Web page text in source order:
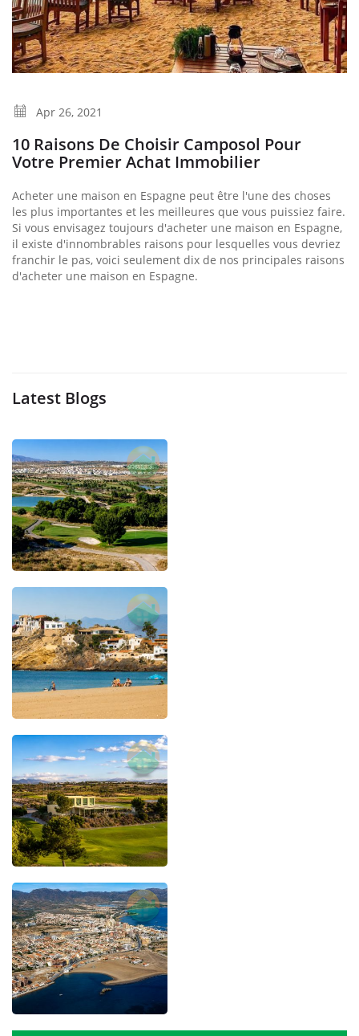
Apr 26, 2021
10 Raisons De Choisir Camposol Pour
Votre Premier Achat Immobilier
Acheter une maison en Espagne peut être l'une des choses
les plus importantes et les meilleures que vous puissiez faire.
Si vous envisagez toujours d'acheter une maison en Espagne,
il existe d'innombrables raisons pour lesquelles vous devriez
franchir le pas, voici seulement dix de nos principales raisons
d'acheter une maison en Espagne.
Latest Blogs